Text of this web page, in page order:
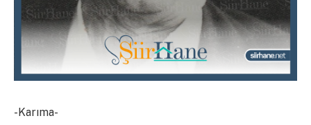
-Karıma-